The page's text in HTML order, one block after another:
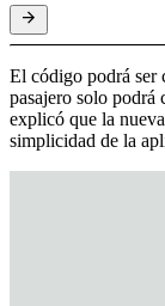
El código podrá ser
pasajero solo podrá
explicó que la
simplicidad de la